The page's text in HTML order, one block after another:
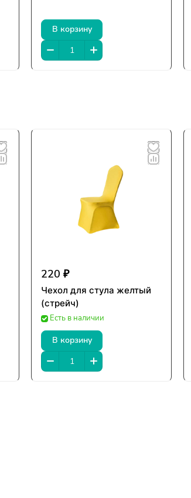
В корзину
220 ₽
Чехол для стула желтый
(стрейч)
Есть в наличии
В корзину